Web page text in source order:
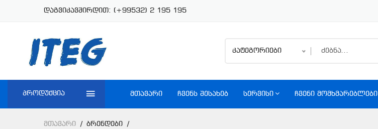
დაგვიკავშირდით: (+99532) 2 195 195
კატეგორიები
პროდუქცია ᲛᲗᲐᲕᲐᲠᲘ ᲩᲕᲔᲜᲡ ᲨᲔᲡᲐᲮᲔᲑ ᲡᲔᲠᲕᲘᲡᲘ ᲩᲕᲔᲜᲘ ᲛᲝᲛᲮᲛᲐᲠᲔᲑᲚᲔᲑᲘ
Მთავარი Ბრენდები